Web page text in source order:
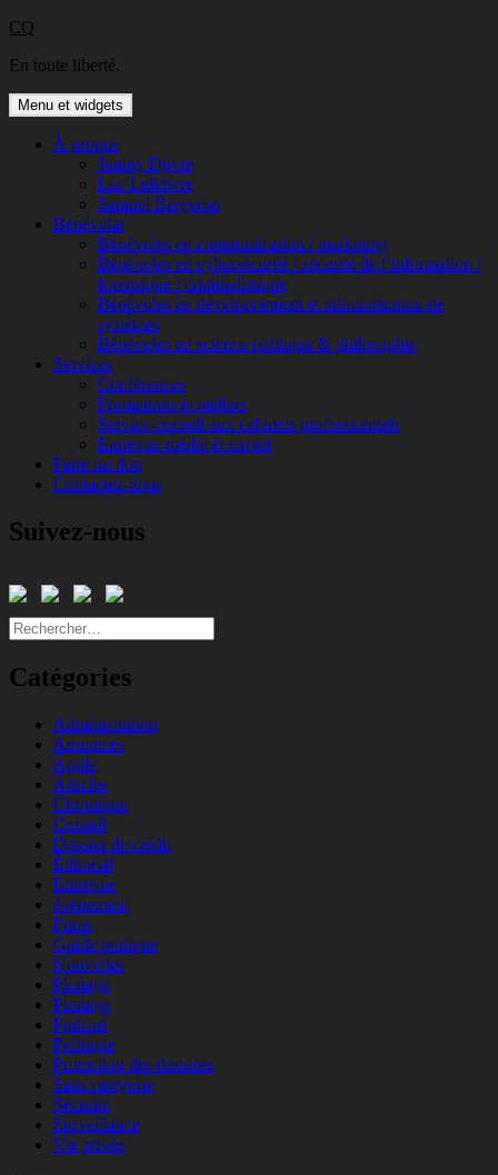
Aller
contenu
CQ
En toute liberté.
Menu et widgets
À propos
Jimmy Djivre
Luc Lefebvre
Samuel Bergeron
Bénévolat
Bénévoles en communication / marketing
Bénévoles en cybersécurité / sécurité de l’information /
forensique / criminalistique
Bénévoles en développement et administration de
systèmes
Bénévoles en science politique & philosophie
Services
Conférences
Formations et ateliers
Service-conseil aux cabinets professionnels
Entrevue média et expert
Faire un don
Contactez-nous
Suivez-nous
Rechercher :
Catégories
Administration
Annonces
Apple
Articles
Chronique
Conseil
Dossier de crédit
Éditorial
Entrevue
événement
Films
Guide pratique
Nouvelles
Piratage
Piratage
Podcast
Politique
Protection des données
Sans catégorie
Sécurité
Surveillance
Vie privée